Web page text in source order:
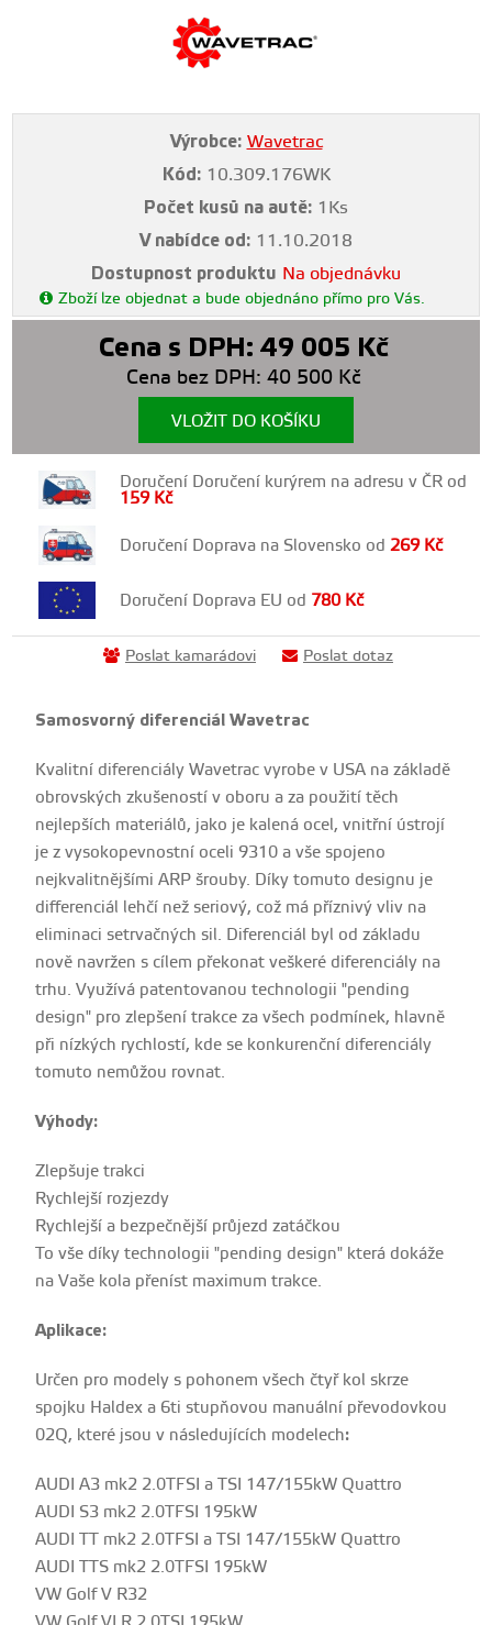
Výrobce: Wavetrac
Kód: 10.309.176WK
Počet kusů na autě: 1Ks
V nabídce od: 11.10.2018
Dostupnost produktu Na objednávku
Zboží lze objednat a bude objednáno přímo pro Vás.
Cena s DPH: 49 005 Kč
Cena bez DPH: 40 500 Kč
VLOŽIT DO KOŠÍKU
Doručení Doručení kurýrem na adresu v ČR od
159 Kč
Doručení Doprava na Slovensko od269 Kč
Doručení Doprava EU od 780 Kč
Poslat kamarádovi Poslat dotaz
Samosvorný diferenciál Wavetrac
Kvalitní diferenciály Wavetrac vyrobe v USA na základě
obrovských zkušeností v oboru a za použití těch
nejlepších materiálů, jako je kalená ocel, vnitřní ústrojí
je z vysokopevnostní oceli 9310 a vše spojeno
nejkvalitnějšími ARP šrouby. Díky tomuto designu je
differenciál lehčí než seriový, což má příznivý vliv na
eliminaci setrvačných sil. Diferenciál byl od základu
nově navržen s cílem překonat veškeré diferenciály na
trhu. Využívá patentovanou technologii "pending
design" pro zlepšení trakce za všech podmínek, hlavně
při nízkých rychlostí, kde se konkurenční diferenciály
tomuto nemůžou rovnat.
Výhody:
Zlepšuje trakci
Rychlejší rozjezdy
Rychlejší a bezpečnější průjezd zatáčkou
To vše díky technologii "pending design" která dokáže
na Vaše kola přeníst maximum trakce.
Aplikace:
Určen pro modely s pohonem všech čtyř kol skrze
spojku Haldex a 6ti stupňovou manuální převodovkou
02Q, které jsou v následujících modelech:
AUDI A3 mk2 2.0TFSI a TSI 147/155kW Quattro
AUDI S3 mk2 2.0TFSI 195kW
AUDI TT mk2 2.0TFSI a TSI 147/155kW Quattro
AUDI TTS mk2 2.0TFSI 195kW
VW Golf V R32